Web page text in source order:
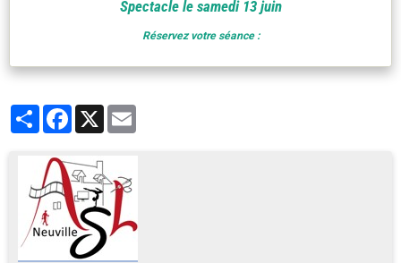
Spectacle le samedi 13 juin
Réservez votre séance :
PartagerFacebook
X